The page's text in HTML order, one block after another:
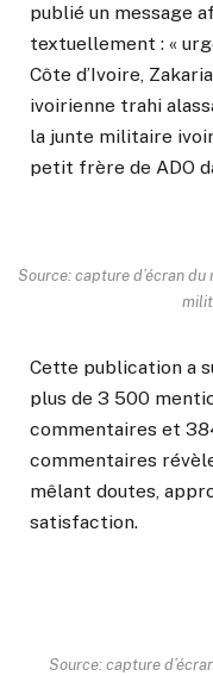
publié un message
textuellement : «
Côte d’Ivoire,
ivoirienne trahi
la junte militaire
petit frère de ADO
Source: capture d’écran
Cette publication a
plus de 3 500
commentaires et
commentaires
mêlant doutes,
satisfaction.
Source: capture